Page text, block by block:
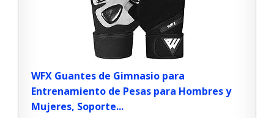
WFX Guantes de Gimnasio para
Entrenamiento de Pesas para Hombres y
Mujeres, Soporte...